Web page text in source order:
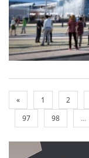
« 1 2
97
98 ...